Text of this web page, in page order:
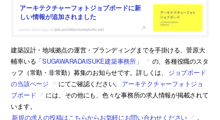
アーキテクチャーフォトジョブボードに新
しい情報が追加されました
job.architecturephoto.net
建築設計・地域拠点の運営・ブランディングまでを手掛ける、菅原大
輔率いる 「SUGAWARADAISUKE建築事務所」
の、各種役職のスタ
ッフ（常勤・非常勤）募集のお知らせです。詳しくは、
ジョブボード
の当該ページ
にてご確認ください。
アーキテクチャーフォトジョ
ブボード
には、その他にも、色々な事務所の求人情報が掲載されて
います。
新規の求人の投稿はこちらからお気軽にお問い合わせください
。